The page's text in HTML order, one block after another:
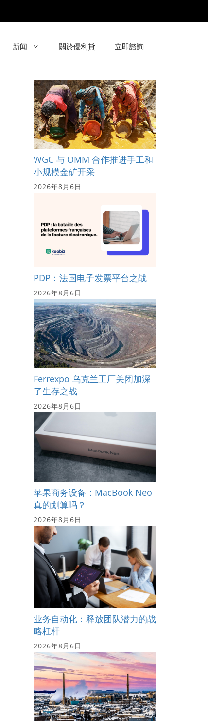
新闻 關於優利貸 立即諮詢
WGC 与 OMM 合作推进手工和
小规模金矿开采
2026年8月6日
PDP：法国电子发票平台之战
2026年8月6日
Ferrexpo 乌克兰工厂关闭加深
了生存之战
2026年8月6日
苹果商务设备：MacBook Neo
真的划算吗？
2026年8月6日
业务自动化：释放团队潜力的战
略杠杆
2026年8月6日